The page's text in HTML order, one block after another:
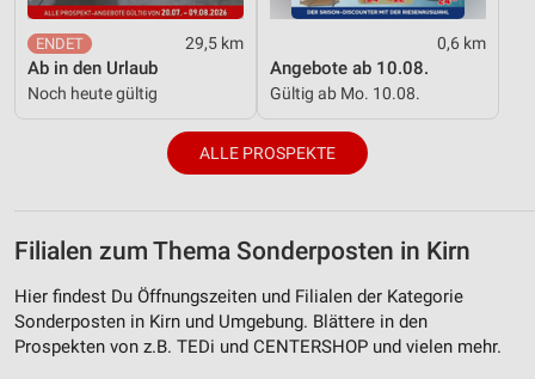
29,5 km
Ab in den Urlaub
Noch heute gültig
0,6 km
Angebote ab 10.08.
Gültig ab Mo. 10.08.
ALLE PROSPEKTE
Filialen zum Thema Sonderposten in Kirn
Hier findest Du Öffnungszeiten und Filialen der Kategorie
Sonderposten in Kirn und Umgebung. Blättere in den
Prospekten von z.B. TEDi und CENTERSHOP und vielen mehr.